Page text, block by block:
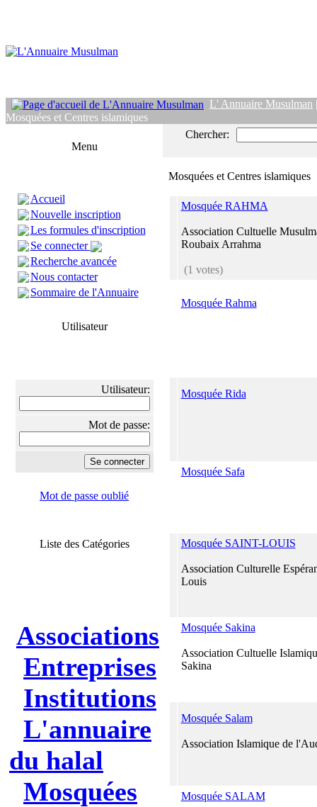
L' Annuaire Musulman
Mosquées et Centres islamiques
Menu
Accueil
Nouvelle inscription
Les formules d'inscription
Se connecter
Recherche avancée
Nous contacter
Sommaire de l'Annuaire
Utilisateur
Utilisateur:
Mot de passe:
Mot de passe oublié
Liste des Catégories
Associations
Entreprises
Institutions
L'annuaire
du halal
Mosquées
Chercher:
Mosquées et Centres islamiques
Mosquée RAHMA
Association Cultuelle
Roubaix Arrahma
(1 votes)
Mosquée Rahma
Mosquée Rida
Mosquée Safa
Mosquée SAINT-LOUIS
Association Culturelle
Louis
Mosquée Sakina
Association Cultuelle
Sakina
Mosquée Salam
Association Islamique de
Mosquée SALAM